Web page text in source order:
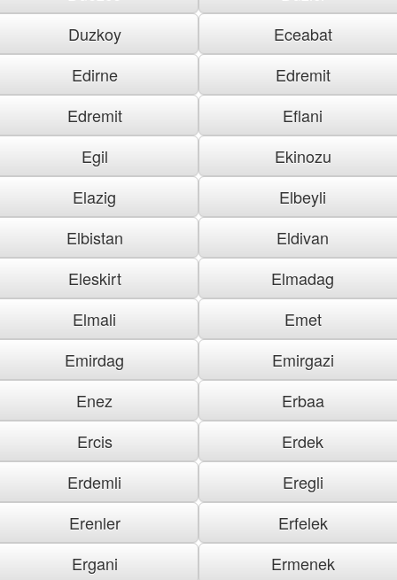
Duzkoy
Eceabat
Edirne
Edremit
Edremit
Eflani
Egil
Ekinozu
Elazig
Elbeyli
Elbistan
Eldivan
Eleskirt
Elmadag
Elmali
Emet
Emirdag
Emirgazi
Enez
Erbaa
Ercis
Erdek
Erdemli
Eregli
Erenler
Erfelek
Ergani
Ermenek